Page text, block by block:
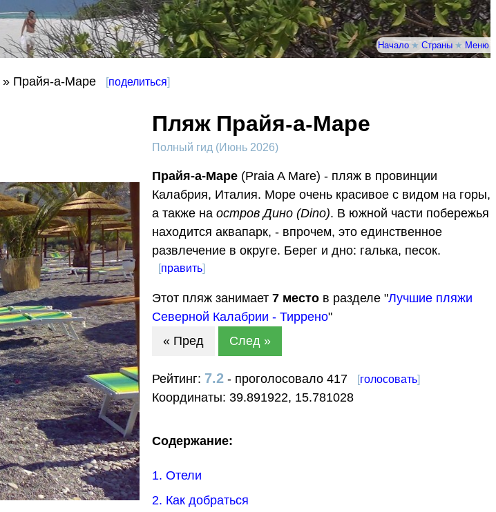
Начало★ Страны ★ Меню
» Прайя-а-Маре [поделиться]
Пляж Прайя-а-Маре
Полный гид (Июнь 2026)
Прайя-а-Маре(Praia A Mare) - пляж в провинции
Калабрия, Италия. Море очень красивое с видом на горы,
а также на остров Дино (Dino). В южной части побережья
находится аквапарк, - впрочем, это единственное
развлечение в округе. Берег и дно: галька, песок.
[править]
Этот пляж занимает 7местов разделе "Лучшие пляжи
Северной Калабрии - Тиррено"
« Пред
След »
Рейтинг: 7.2- проголосовало 417 [голосовать]
Координаты: 39.891922, 15.781028
Содержание:
1. Отели
2. Как добраться